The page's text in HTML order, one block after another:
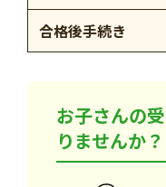
合格後手続き
お子さんの
りませんか？